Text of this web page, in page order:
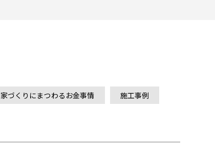
家づくりにまつわるお金事情 施工事例